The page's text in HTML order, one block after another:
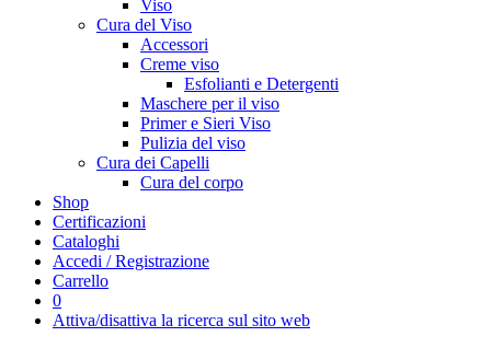
Viso
Cura del Viso
Accessori
Creme viso
Esfolianti e Detergenti
Maschere per il viso
Primer e Sieri Viso
Pulizia del viso
Cura dei Capelli
Cura del corpo
Shop
Certificazioni
Cataloghi
Accedi / Registrazione
Carrello
0
Attiva/disattiva la ricerca sul sito web